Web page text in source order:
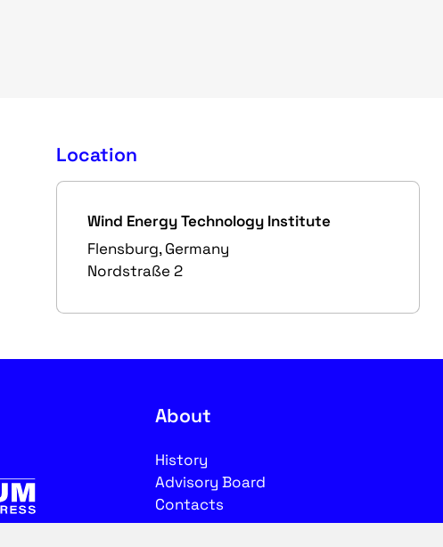
Location
Wind Energy Technology Institute
Flensburg, Germany
Nordstraße 2
About
History
Advisory Board
Contacts